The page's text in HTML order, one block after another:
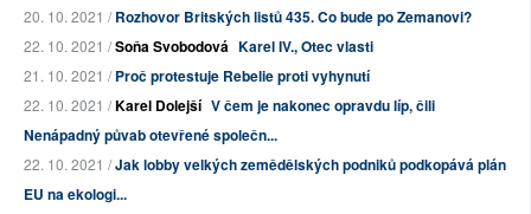
20. 10. 2021 /Rozhovor Britských listů 435. Co bude po Zemanovi?
22. 10. 2021 /Soňa Svobodová Karel IV., Otec vlasti
21. 10. 2021 /Proč protestuje Rebelie proti vyhynutí
22. 10. 2021 /Karel Dolejší V čem je nakonec opravdu líp, čili
Nenápadný půvab otevřené společn...
22. 10. 2021 /Jak lobby velkých zemědělských podniků podkopává plán
EU na ekologi...